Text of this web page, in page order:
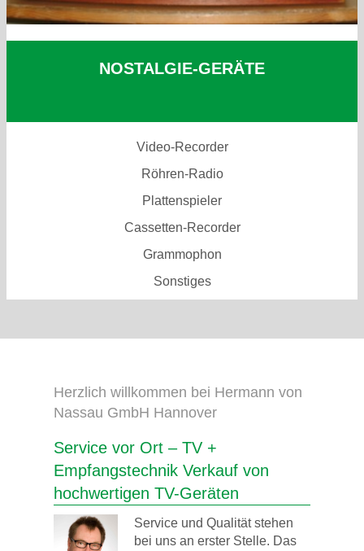
NOSTALGIE-GERÄTE
Video-Recorder
Röhren-Radio
Plattenspieler
Cassetten-Recorder
Grammophon
Sonstiges
Herzlich willkommen bei Hermann von
Nassau GmbH Hannover
Service vor Ort – TV +
Empfangstechnik Verkauf von
hochwertigen TV-Geräten
Service und Qualität stehen
bei uns an erster Stelle. Das